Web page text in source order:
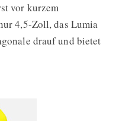
vor kurzem
4,5-Zoll, das Lumia
drauf und bietet